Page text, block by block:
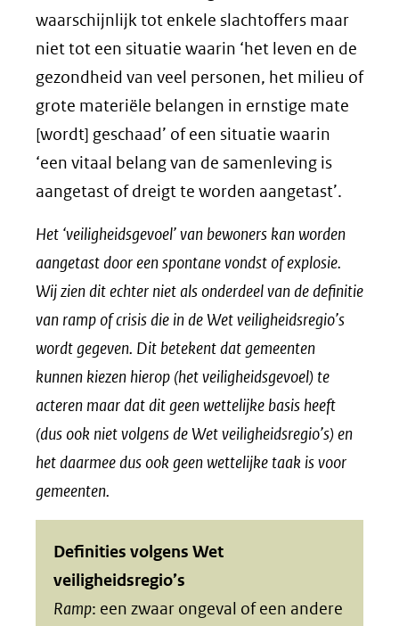
waarschijnlijk tot enkele slachtoffers maar
niet tot een situatie waarin ‘het leven en de
gezondheid van veel personen, het milieu of
grote materiële belangen in ernstige mate
[wordt] geschaad’ of een situatie waarin
‘een vitaal belang van de samenleving is
aangetast of dreigt te worden aangetast’.
Het ‘veiligheidsgevoel’ van bewoners kan worden
aangetast door een spontane vondst of explosie.
Wij zien dit echter niet als onderdeel van de definitie
van ramp of crisis die in de Wet veiligheidsregio’s
wordt gegeven. Dit betekent dat gemeenten
kunnen kiezen hierop (het veiligheidsgevoel) te
acteren maar dat dit geen wettelijke basis heeft
(dus ook niet volgens de Wet veiligheidsregio’s) en
het daarmee dus ook geen wettelijke taak is voor
gemeenten.
Definities volgens Wet
veiligheidsregio’s
Ramp: een zwaar ongeval of een andere